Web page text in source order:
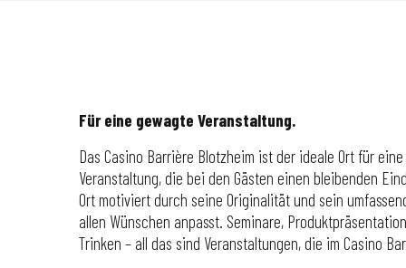
Für eine gewagte Veranstaltung.
Das Casino Barrière Blotzheim ist der ideale Ort für
Veranstaltung, die bei den Gästen einen bleibenden
Ort motiviert durch seine Originalität und sein
allen Wünschen anpasst. Seminare,
Trinken – all das sind Veranstaltungen, die im Casino